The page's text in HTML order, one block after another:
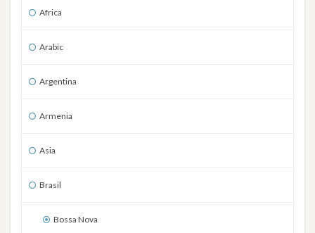
Africa
Arabic
Argentina
Armenia
Asia
Brasil
Bossa Nova